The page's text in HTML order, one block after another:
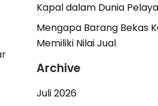
Kapal dalam Dunia
Mengapa Barang Bekas
Memiliki Nilai Jual
Archive
Juli 2026